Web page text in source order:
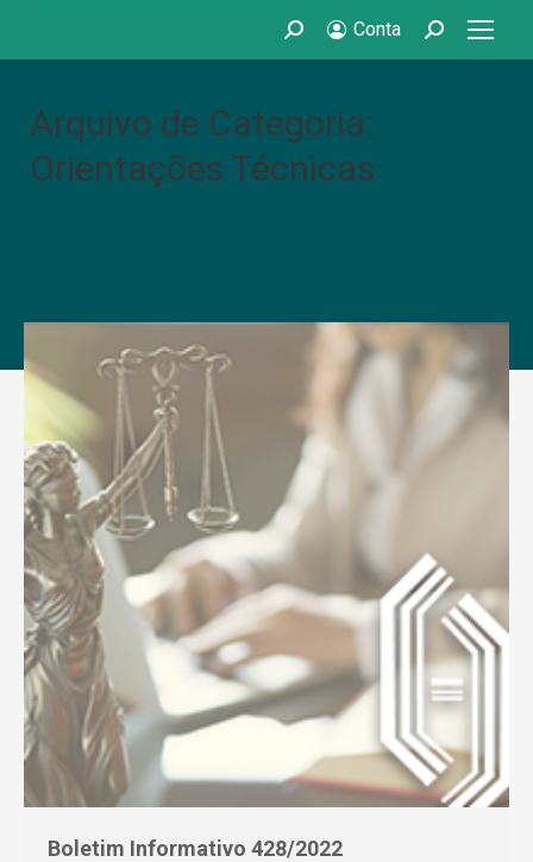
Search: Conta Search:
Arquivo de Categoria:
Orientações Técnicas
Boletim Informativo 428/2022